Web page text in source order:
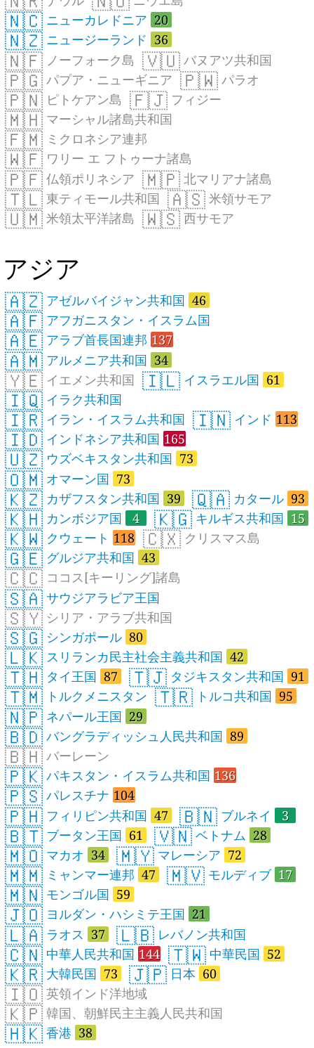
🇳🇨 ニューカレドニア 20
🇳🇿 ニュージーランド 36
🇳🇫 ノーフォーク島 🇻🇺 バヌアツ共和国
🇵🇬 パプア・ニューギニア 🇵🇼 パラオ
🇵🇳 ピトケアン島 🇫🇯 フィジー
🇲🇭 マーシャル諸島共和国
🇫🇲 ミクロネシア連邦
🇼🇫 ワリー エ フトゥーナ諸島
🇵🇫 仏領ポリネシア 🇲🇵 北マリアナ諸島
🇹🇱 東ティモール共和国 🇦🇸 米領サモア
🇺🇲 米領太平洋諸島 🇼🇸 西サモア
アジア
🇦🇿 アゼルバイジャン共和国 46
🇦🇫 アフガニスタン・イスラム国
🇦🇪 アラブ首長国連邦 137
🇦🇲 アルメニア共和国 34
🇾🇪 イエメン共和国 🇮🇱 イスラエル国 61
🇮🇶 イラク共和国
🇮🇷 イラン・イスラム共和国 🇮🇳 インド 113
🇮🇩 インドネシア共和国 165
🇺🇿 ウズベキスタン共和国 73
🇴🇲 オマーン国 73
🇰🇿 カザフスタン共和国 39 🇶🇦 カタール 93
🇰🇭 カンボジア国 4 🇰🇬 キルギス共和国 15
🇰🇼 クウェート 118 🇨🇽 クリスマス島
🇬🇪 グルジア共和国 43
🇨🇨 ココス[キーリング]諸島
🇸🇦 サウジアラビア王国
🇸🇾 シリア・アラブ共和国
🇸🇬 シンガポール 80
🇱🇰 スリランカ民主社会主義共和国 42
🇹🇭 タイ王国 87 🇹🇯 タジキスタン共和国 91
🇹🇲 トルクメニスタン 🇹🇷 トルコ共和国 95
🇳🇵 ネパール王国 29
🇧🇩 バングラディッシュ人民共和国 89
🇧🇭 バーレーン
🇵🇰 パキスタン・イスラム共和国 136
🇵🇸 パレスチナ 104
🇵🇭 フィリピン共和国 47 🇧🇳 ブルネイ 3
🇧🇹 ブータン王国 61 🇻🇳 ベトナム 28
🇲🇴 マカオ 34 🇲🇾 マレーシア 72
🇲🇲 ミャンマー連邦 47 🇲🇻 モルディブ 17
🇲🇳 モンゴル国 59
🇯🇴 ヨルダン・ハシミテ王国 21
🇱🇦 ラオス 37 🇱🇧 レバノン共和国
🇨🇳 中華人民共和国 144 🇹🇼 中華民国 52
🇰🇷 大韓民国 73 🇯🇵 日本 60
🇮🇴 英領インド洋地域
🇰🇵 韓国、朝鮮民主主義人民共和国
🇭🇰 香港 38